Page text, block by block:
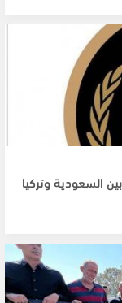
السعودية وتركيا